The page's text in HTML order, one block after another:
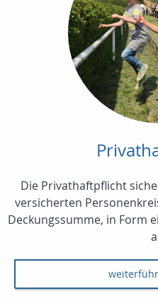
Die Privathaftpflicht
versicherten
Deckungssumme, in Form